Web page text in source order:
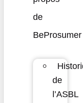
de
BeProsumer
de
l’ASBL